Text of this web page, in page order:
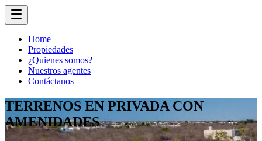
Home
Propiedades
¿Quienes somos?
Nuestros agentes
Contáctanos
TERRENOS EN PRIVADA CON
AMENIDADES